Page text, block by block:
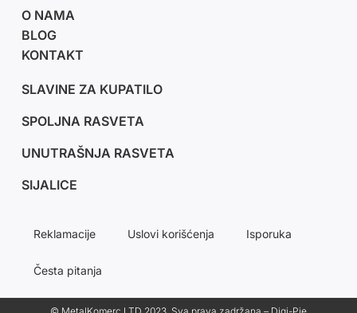
O NAMA
BLOG
KONTAKT
SLAVINE ZA KUPATILO
SPOLJNA RASVETA
UNUTRAŠNJA RASVETA
SIJALICE
Reklamacije Uslovi korišćenja Isporuka
Česta pitanja